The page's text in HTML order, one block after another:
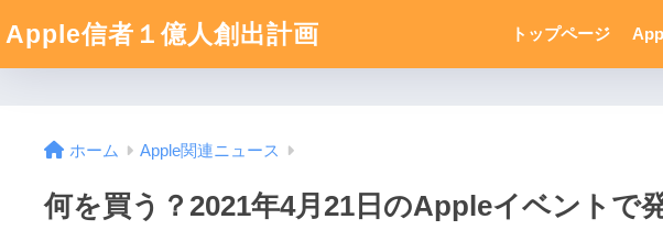
Apple信者１億人創出計画 トップページ
ホーム Apple関連ニュース
何を買う？2021年4月21日のAppleイベントで